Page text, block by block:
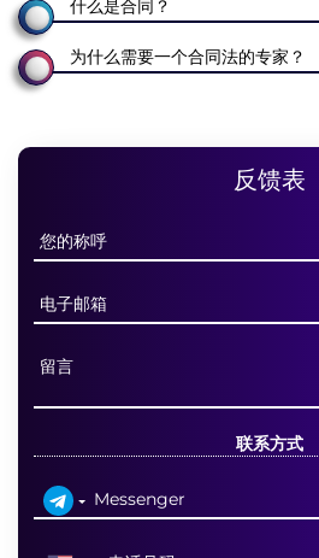
什么是合同？
为什么需要一个合同法的专家？
反馈表
联系方式